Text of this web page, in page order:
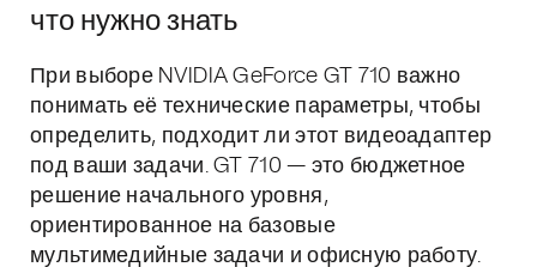
что нужно знать
При выборе NVIDIA GeForce GT 710 важно
понимать её технические параметры, чтобы
определить, подходит ли этот видеоадаптер
под ваши задачи. GT 710 — это бюджетное
решение начального уровня,
ориентированное на базовые
мультимедийные задачи и офисную работу.